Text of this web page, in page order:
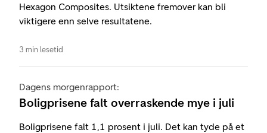
Hexagon Composites. Utsiktene fremover kan bli
viktigere enn selve resultatene.
3 min lesetid
Dagens morgenrapport:
Boligprisene falt overraskende mye i juli
Boligprisene falt 1,1 prosent i juli. Det kan tyde på et